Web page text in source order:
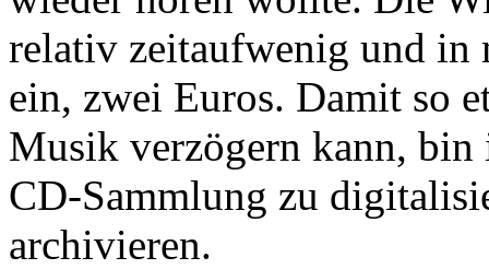
relativ zeitaufwenig und in
ein, zwei Euros. Damit so
Musik verzögern kann, bin
CD-Sammlung zu
archivieren.